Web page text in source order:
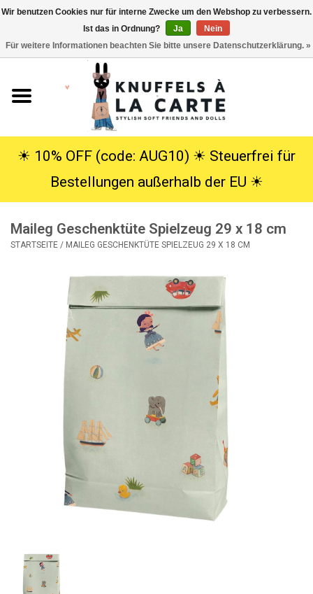
Kuscheltiere
SALE
☀︎ 10% OFF (code: AUG10) ☀︎ Steuerfrei für
Bestellungen außerhalb der EU ☀︎
Maileg Geschenktüte Spielzeug 29 x 18 cm
STARTSEITE / MAILEG GESCHENKTÜTE SPIELZEUG 29 X 18 CM
Wir benutzen Cookies nur für interne Zwecke um den Webshop zu verbessern.
Ist das in Ordnung?
Ja
Nein
Für weitere Informationen beachten Sie bitte unsere Datenschutzerklärung. »